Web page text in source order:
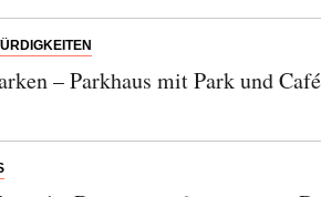
– Parkhaus mit Park und Café